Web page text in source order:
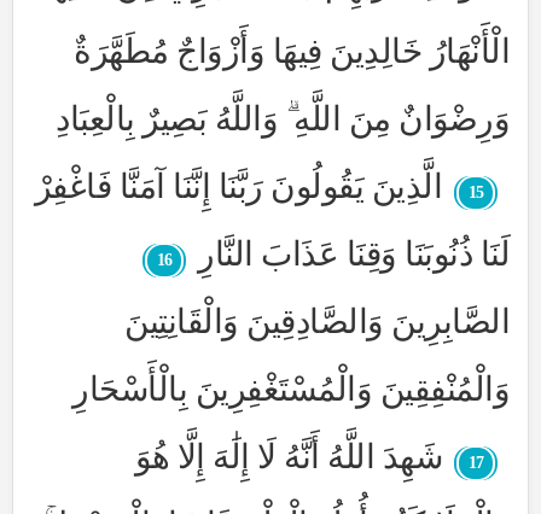
الْأَنْهَارُ خَالِدِينَ فِيهَا وَأَزْوَاجٌ مُطَهَّرَةٌ
وَرِضْوَانٌ مِنَ اللَّهِ ۗ وَاللَّهُ بَصِيرٌ بِالْعِبَادِ
15
الَّذِينَ يَقُولُونَ رَبَّنَا إِنَّنَا آمَنَّا فَاغْفِرْ
لَنَا ذُنُوبَنَا وَقِنَا عَذَابَ النَّارِ
16
الصَّابِرِينَ وَالصَّادِقِينَ وَالْقَانِتِينَ
وَالْمُنْفِقِينَ وَالْمُسْتَغْفِرِينَ بِالْأَسْحَارِ
17
شَهِدَ اللَّهُ أَنَّهُ لَا إِلَٰهَ إِلَّا هُوَ